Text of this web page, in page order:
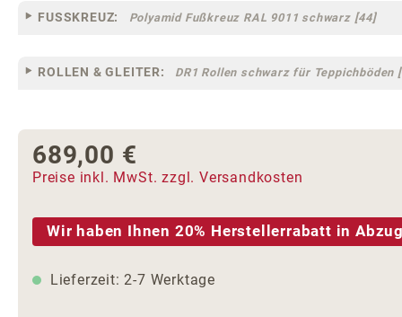
FUSSKREUZ: Polyamid Fußkreuz RAL 9011 schwarz [44]
ROLLEN & GLEITER: DR1 Rollen schwarz für Teppichböden
Regulärer Preis:
689,00 €
Preise inkl. MwSt. zzgl. Versandkosten
Wir haben Ihnen 20% Herstellerrabatt in
Lieferzeit: 2-7 Werktage